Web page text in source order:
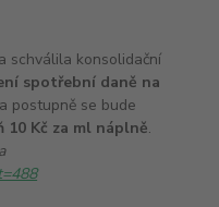
schválila konsolidační
spotřební daně na
a postupně se bude
10 Kč za ml náplně.